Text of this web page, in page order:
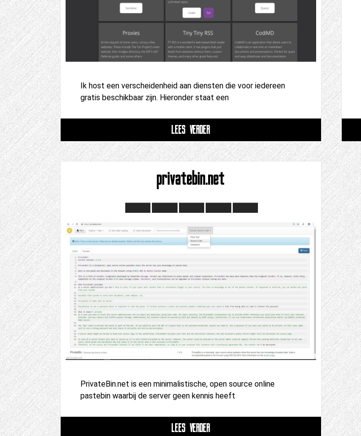
Ik host een verscheidenheid aan diensten die voor iedereen
gratis beschikbaar zijn. Hieronder staat een
LEES VERDER
privatebin.net
PrivateBin.net is een minimalistische, open source online
pastebin waarbij de server geen kennis heeft
LEES VERDER